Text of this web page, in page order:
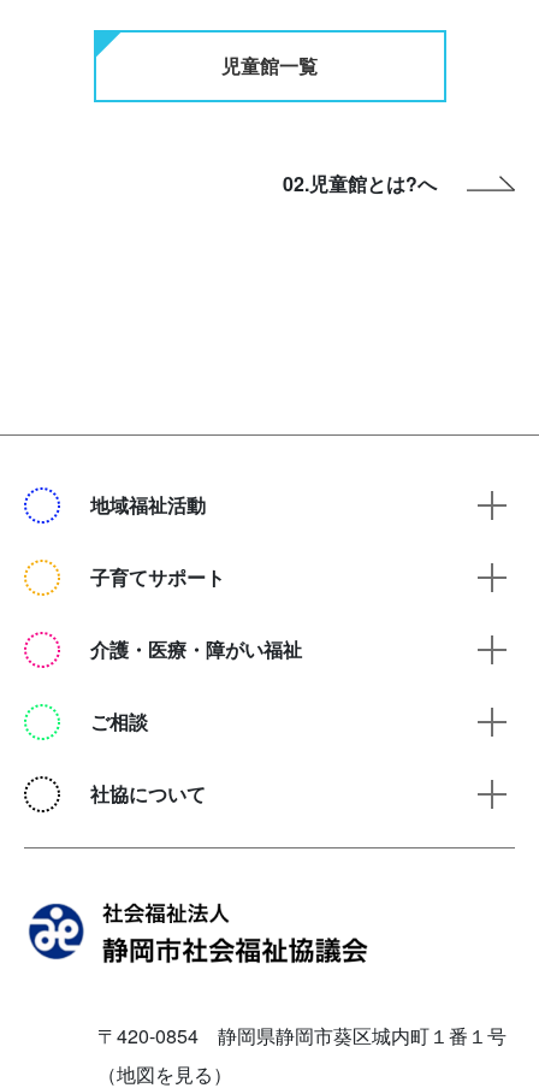
児童館一覧
02.児童館とは?へ
地域福祉活動
子育てサポート
介護・医療・障がい福祉
ご相談
社協について
〒420-0854 静岡県静岡市葵区城内町１番１号
（地図を見る）